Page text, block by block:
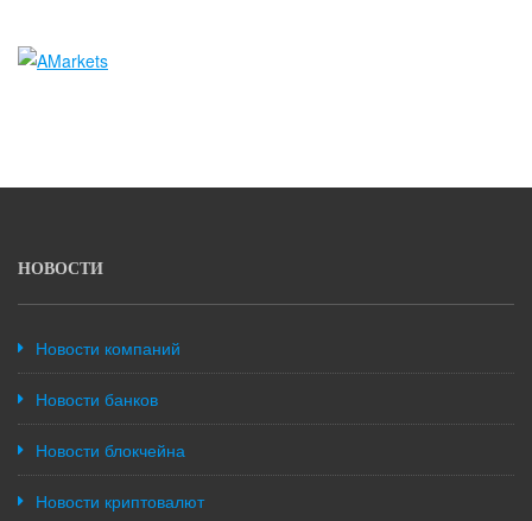
НОВОСТИ
Новости компаний
Новости банков
Новости блокчейна
Новости криптовалют